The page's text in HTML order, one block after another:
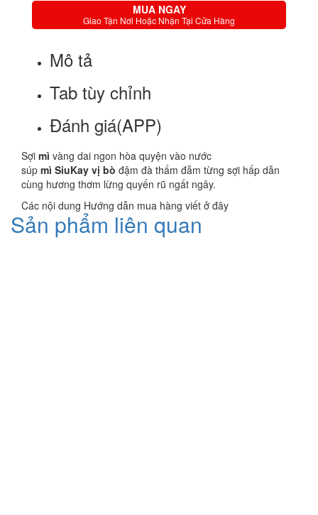
MUA NGAY
Giao Tận Nơi Hoặc Nhận Tại Cửa Hàng
Mô tả
Tab tùy chỉnh
Đánh giá(APP)
Sợi mì vàng dai ngon hòa quyện vào nước
súp mì SiuKay vị bò đậm đà thấm đẫm từng sợi hấp dẫn
cùng hương thơm lừng quyến rũ ngất ngây.
Các nội dung Hướng dẫn mua hàng viết ở đây
Sản phẩm liên quan